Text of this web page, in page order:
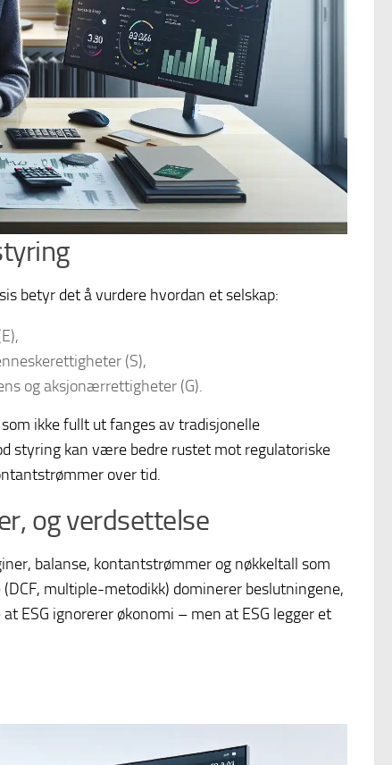
betyr det å vurdere hvordan et selskap:
(S),
og aksjonærrettigheter (G).
ikke fullt ut fanges av tradisjonelle
styring kan være bedre rustet mot regulatoriske
over tid.
og verdsettelse
balanse, kontantstrømmer og nøkkeltall som
multiple-metodikk) dominerer beslutningene,
ESG ignorerer økonomi – men at ESG legger et